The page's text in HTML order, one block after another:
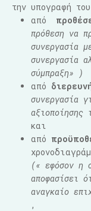
την υπογραφή
από
πρόθεση να
συνεργασία
συνεργασία
σύμπραξη» )
από
συνεργασία
αξιοποίησης
και
από
(« εφόσον η
αποφασίσει
αναγκαίο
,